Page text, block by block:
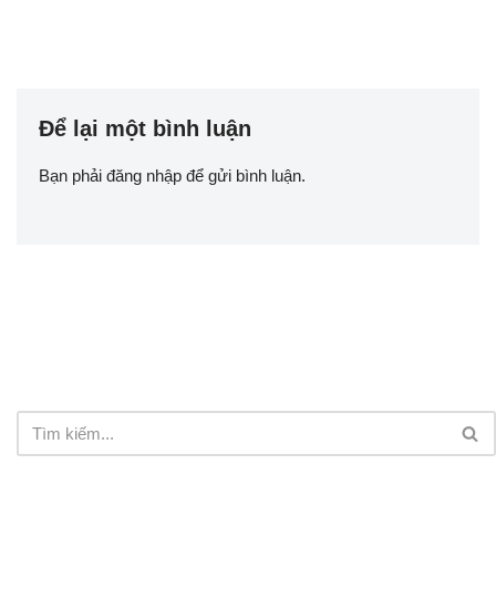
Để lại một bình luận
Bạn phải đăng nhập để gửi bình luận.